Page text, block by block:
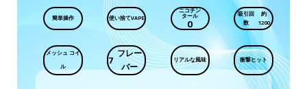
簡単操作 使い捨てVAPE
ニコチン
タール
0
吸引回
数
約
1200
メッシュ コイ
ル
7 フレー
バー
リアルな風味 衝撃ヒット